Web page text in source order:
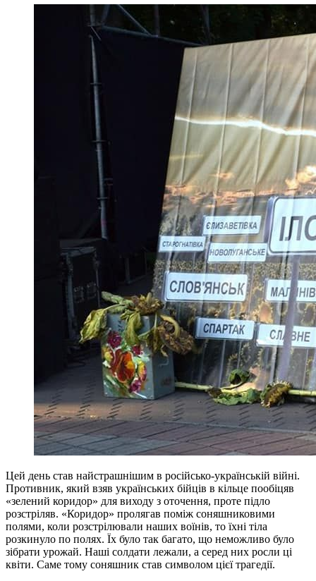
Цей день став найстрашнішим в російсько-українській війні.
Противник, який взяв українських бійців в кільце пообіцяв
«зелений коридор» для виходу з оточення, проте підло
розстріляв. «Коридор» пролягав поміж соняшниковими
полями, коли розстрілювали наших воїнів, то їхні тіла
розкинуло по полях. Їх було так багато, що неможливо було
зібрати урожай. Наші солдати лежали, а серед них росли ці
квіти. Саме тому соняшник став символом цієї трагедії.